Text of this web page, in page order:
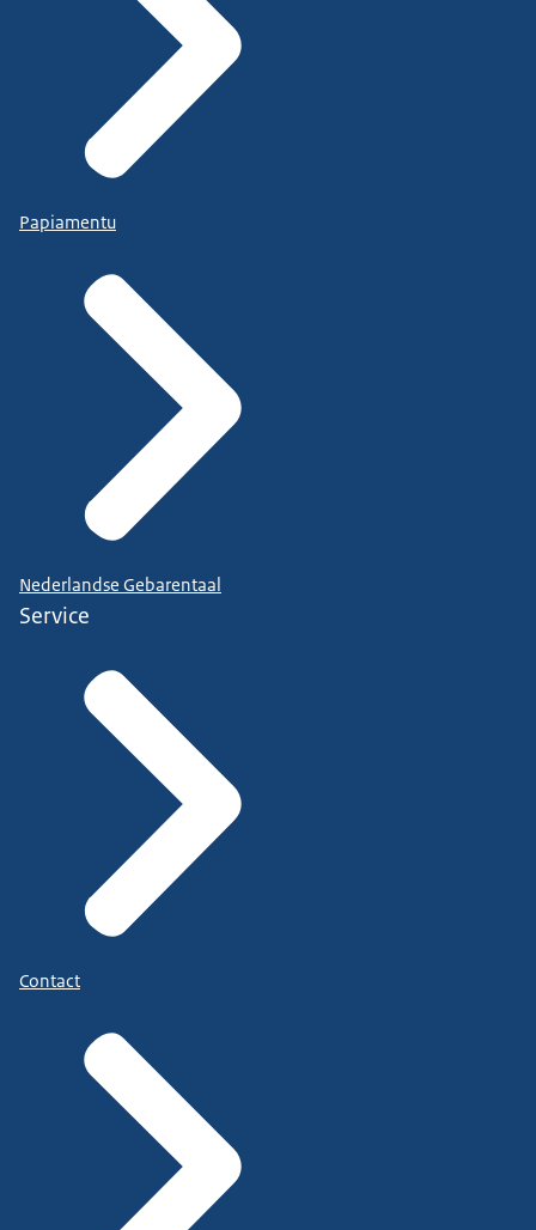
Papiamentu
Nederlandse Gebarentaal
Service
Contact